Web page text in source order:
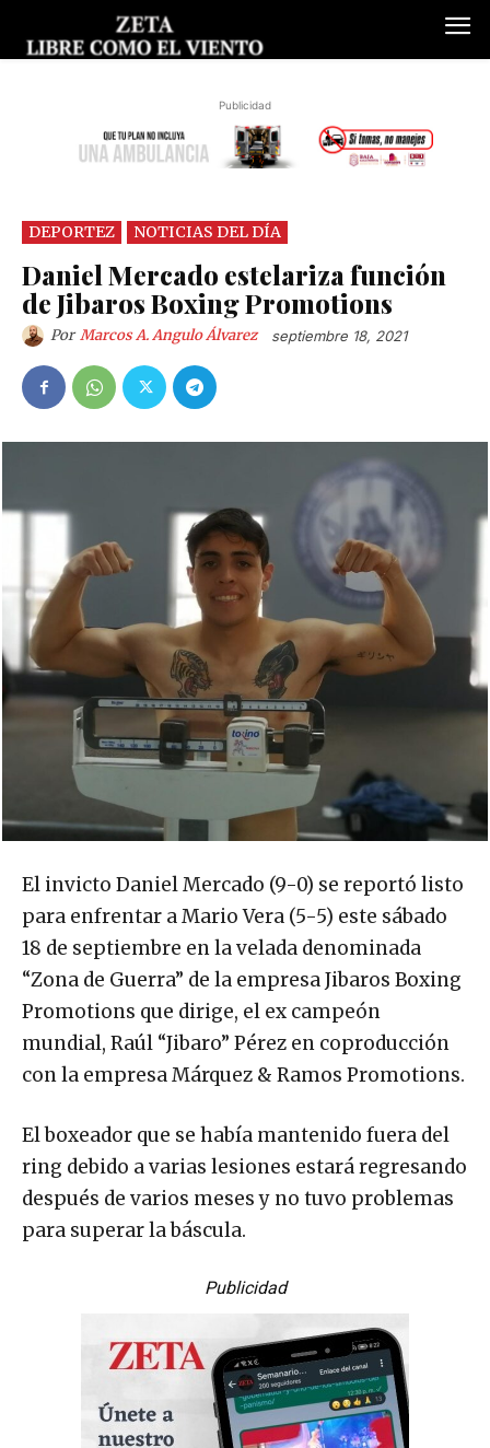
Publicidad
DEPORTEZ NOTICIAS DEL DÍA
Daniel Mercado estelariza función
de Jibaros Boxing Promotions
Por Marcos A. Angulo Álvarez septiembre 18, 2021
El invicto Daniel Mercado (9-0) se reportó listo
para enfrentar a Mario Vera (5-5) este sábado
18 de septiembre en la velada denominada
“Zona de Guerra” de la empresa Jibaros Boxing
Promotions que dirige, el ex campeón
mundial, Raúl “Jibaro” Pérez en coproducción
con la empresa Márquez & Ramos Promotions.
El boxeador que se había mantenido fuera del
ring debido a varias lesiones estará regresando
después de varios meses y no tuvo problemas
para superar la báscula.
Publicidad